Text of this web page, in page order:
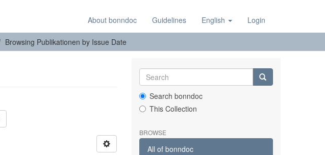
About bonndoc Guidelines English Login
Browsing Publikationen by Issue Date
Search bonndoc
This Collection
BROWSE
All of bonndoc